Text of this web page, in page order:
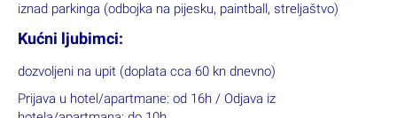
god.) i odrasle (u srpnju i kolovozu), glazba na pool baru 1-2
skutera i bicikala pored recepcije, adventure i paintball park
iznad parkinga (odbojka na pijesku, paintball, streljaštvo)
Kućni ljubimci: